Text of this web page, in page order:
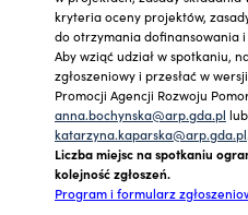
kryteria oceny projektów,
do otrzymania dofinansowania
Aby wziąć udział w spotkaniu,
zgłoszeniowy i przesłać w
Promocji Agencji Rozwoju
anna.bochynska@arp.gda.pl lub
katarzyna.kaparska@arp.gda.pl
Liczba miejsc na spotkaniu
kolejność zgłoszeń.
Program i formularz